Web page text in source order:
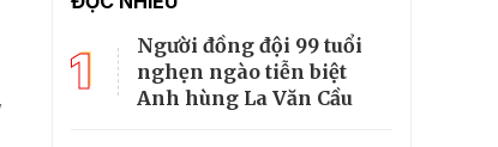
1
Người đồng đội 99 tuổi
nghẹn ngào tiễn biệt
Anh hùng La Văn Cầu